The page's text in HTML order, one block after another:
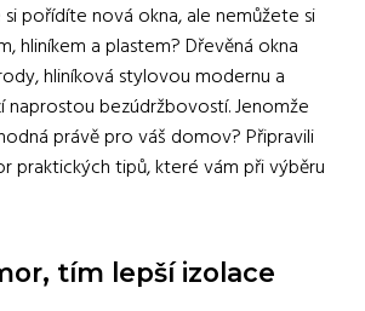
si pořídíte nová okna, ale nemůžete si
hliníkem a plastem? Dřevěná okna
hliníková stylovou modernu a
naprostou bezúdržbovostí. Jenomže
právě pro váš domov? Připravili
praktických tipů, které vám při výběru
tím lepší izolace